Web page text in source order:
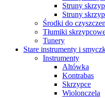
Struny
Struny
Środki do
Tłumiki
Tunery
Stare instrumenty i
Instrumenty
Altówka
Kontrabas
Skrzypce
Wiolonczela